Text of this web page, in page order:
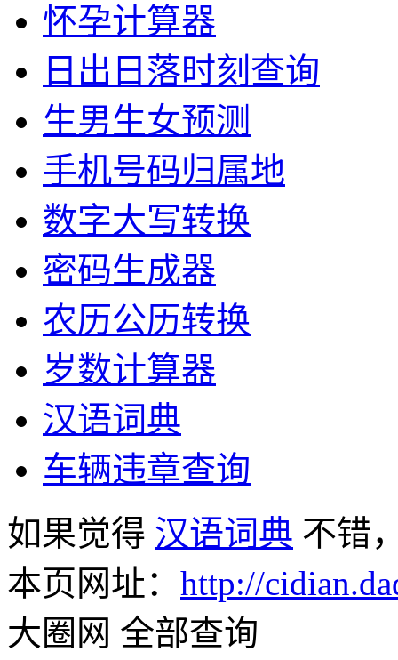
怀孕计算器
日出日落时刻查询
生男生女预测
手机号码归属地
数字大写转换
密码生成器
农历公历转换
岁数计算器
汉语词典
车辆违章查询
如果觉得 汉语词典 不错
本页网址： http://
大圈网 全部查询